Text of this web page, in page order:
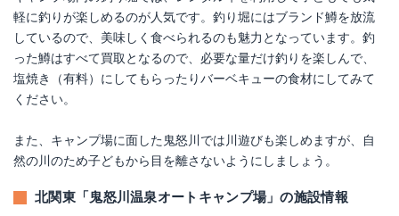
軽に釣りが楽しめるのが人気です。釣り堀にはブランド鱒を放流
しているので、美味しく食べられるのも魅力となっています。釣
った鱒はすべて買取となるので、必要な量だけ釣りを楽しんで、
塩焼き（有料）にしてもらったりバーベキューの食材にしてみて
ください。
また、キャンプ場に面した鬼怒川では川遊びも楽しめますが、自
然の川のため子どもから目を離さないようにしましょう。
北関東「鬼怒川温泉オートキャンプ場」の施設情報